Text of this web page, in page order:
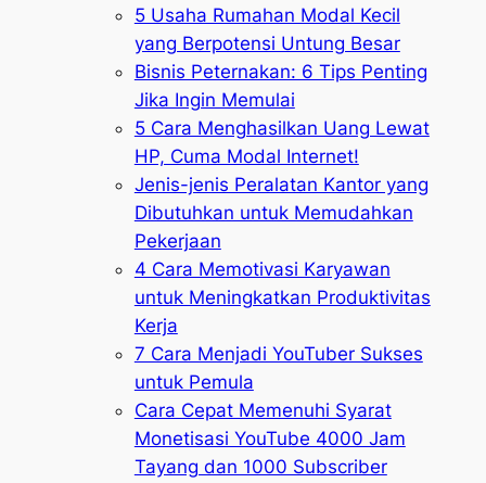
5 Usaha Rumahan Modal Kecil
yang Berpotensi Untung Besar
Bisnis Peternakan: 6 Tips Penting
Jika Ingin Memulai
5 Cara Menghasilkan Uang Lewat
HP, Cuma Modal Internet!
Jenis-jenis Peralatan Kantor yang
Dibutuhkan untuk Memudahkan
Pekerjaan
4 Cara Memotivasi Karyawan
untuk Meningkatkan Produktivitas
Kerja
7 Cara Menjadi YouTuber Sukses
untuk Pemula
Cara Cepat Memenuhi Syarat
Monetisasi YouTube 4000 Jam
Tayang dan 1000 Subscriber